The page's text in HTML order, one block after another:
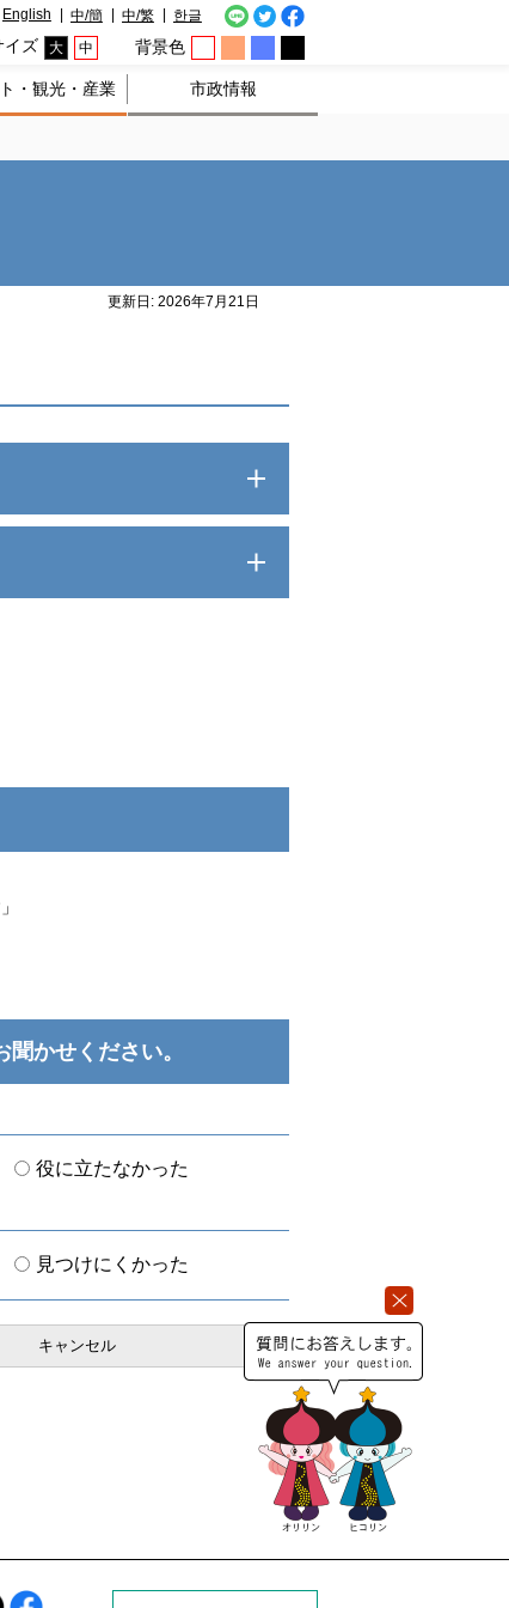
English 中/簡 中/繁 한글
イズ 大 中 背景色
・観光・産業 市政情報
更新日: 2026年7月21日
かせください。
役に立たなかった
見つけにくかった